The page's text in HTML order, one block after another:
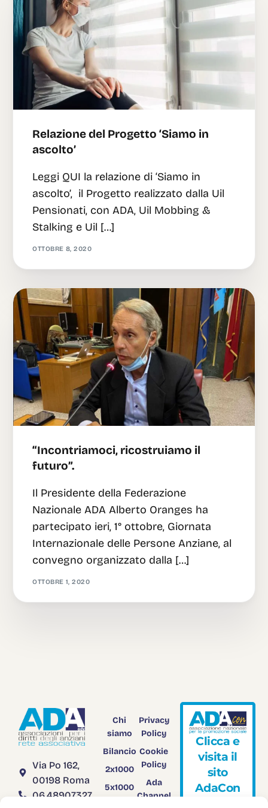
Relazione del Progetto ‘Siamo in
ascolto’
Leggi QUI la relazione di ‘Siamo in
ascolto’, il Progetto realizzato dalla Uil
Pensionati, con ADA, Uil Mobbing &
Stalking e Uil […]
OTTOBRE 8, 2020
“Incontriamoci, ricostruiamo il
futuro”.
Il Presidente della Federazione
Nazionale ADA Alberto Oranges ha
partecipato ieri, 1° ottobre, Giornata
Internazionale delle Persone Anziane, al
convegno organizzato dalla […]
OTTOBRE 1, 2020
Via Po 162,
00198 Roma
06.48907327
Chi
siamo
Bilancio
2x1000
5x1000
Privacy
Policy
Cookie
Policy
Ada
Channel
Clicca e
visita il
sito
AdaCon